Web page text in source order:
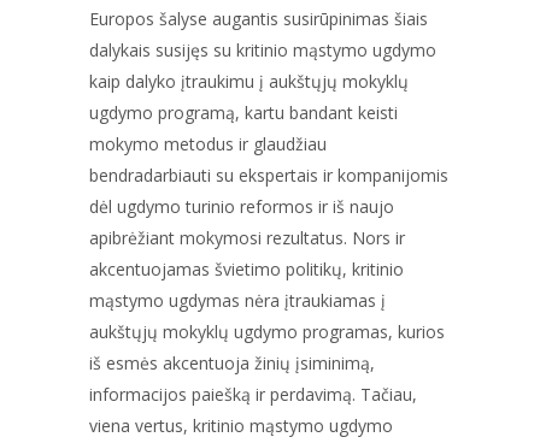
Europos šalyse augantis susirūpinimas šiais
dalykais susijęs su kritinio mąstymo ugdymo
kaip dalyko įtraukimu į aukštųjų mokyklų
ugdymo programą, kartu bandant keisti
mokymo metodus ir glaudžiau
bendradarbiauti su ekspertais ir kompanijomis
dėl ugdymo turinio reformos ir iš naujo
apibrėžiant mokymosi rezultatus. Nors ir
akcentuojamas švietimo politikų, kritinio
mąstymo ugdymas nėra įtraukiamas į
aukštųjų mokyklų ugdymo programas, kurios
iš esmės akcentuoja žinių įsiminimą,
informacijos paiešką ir perdavimą. Tačiau,
viena vertus, kritinio mąstymo ugdymo